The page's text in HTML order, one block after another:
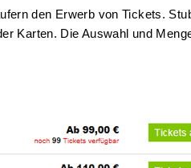
den Erwerb von Tickets.
Karten. Die Auswahl und